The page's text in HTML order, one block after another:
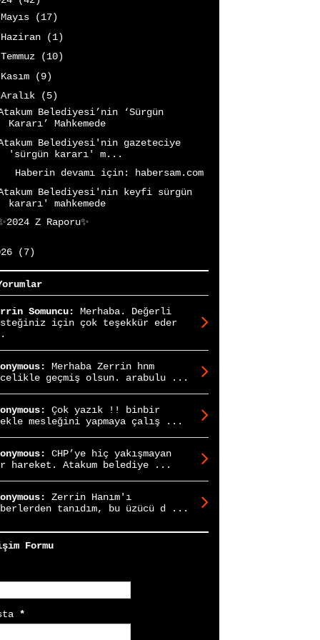
Mayıs
(17)
Haziran
(1)
Temmuz
(10)
Kasım
(9)
Aralık
(5)
Belediyesi’nin ‘Sürgün
Kararı’ Mahkemede
Belediyesi'nin gazeteciye
'sürgün kararı' m...
devamı için: habersam.com
Belediyesi'nin keyfi sürgün
kararı' mahkemede
Z Raporu✨
(7)
Somuncu: Merhaba. Değerli
için çok teşekkür eder
Merhaba Zerrin hnm
geçmiş olsun. arabulu ...
Çok yazık !! binbir
mesleğini yapmaya çalış ...
CHP’ye hiç yakışmayan
hareket. Atakum belediye ...
Zerrin Hanım'ı
tanıdım, bu üzücü d ...
Formu
*